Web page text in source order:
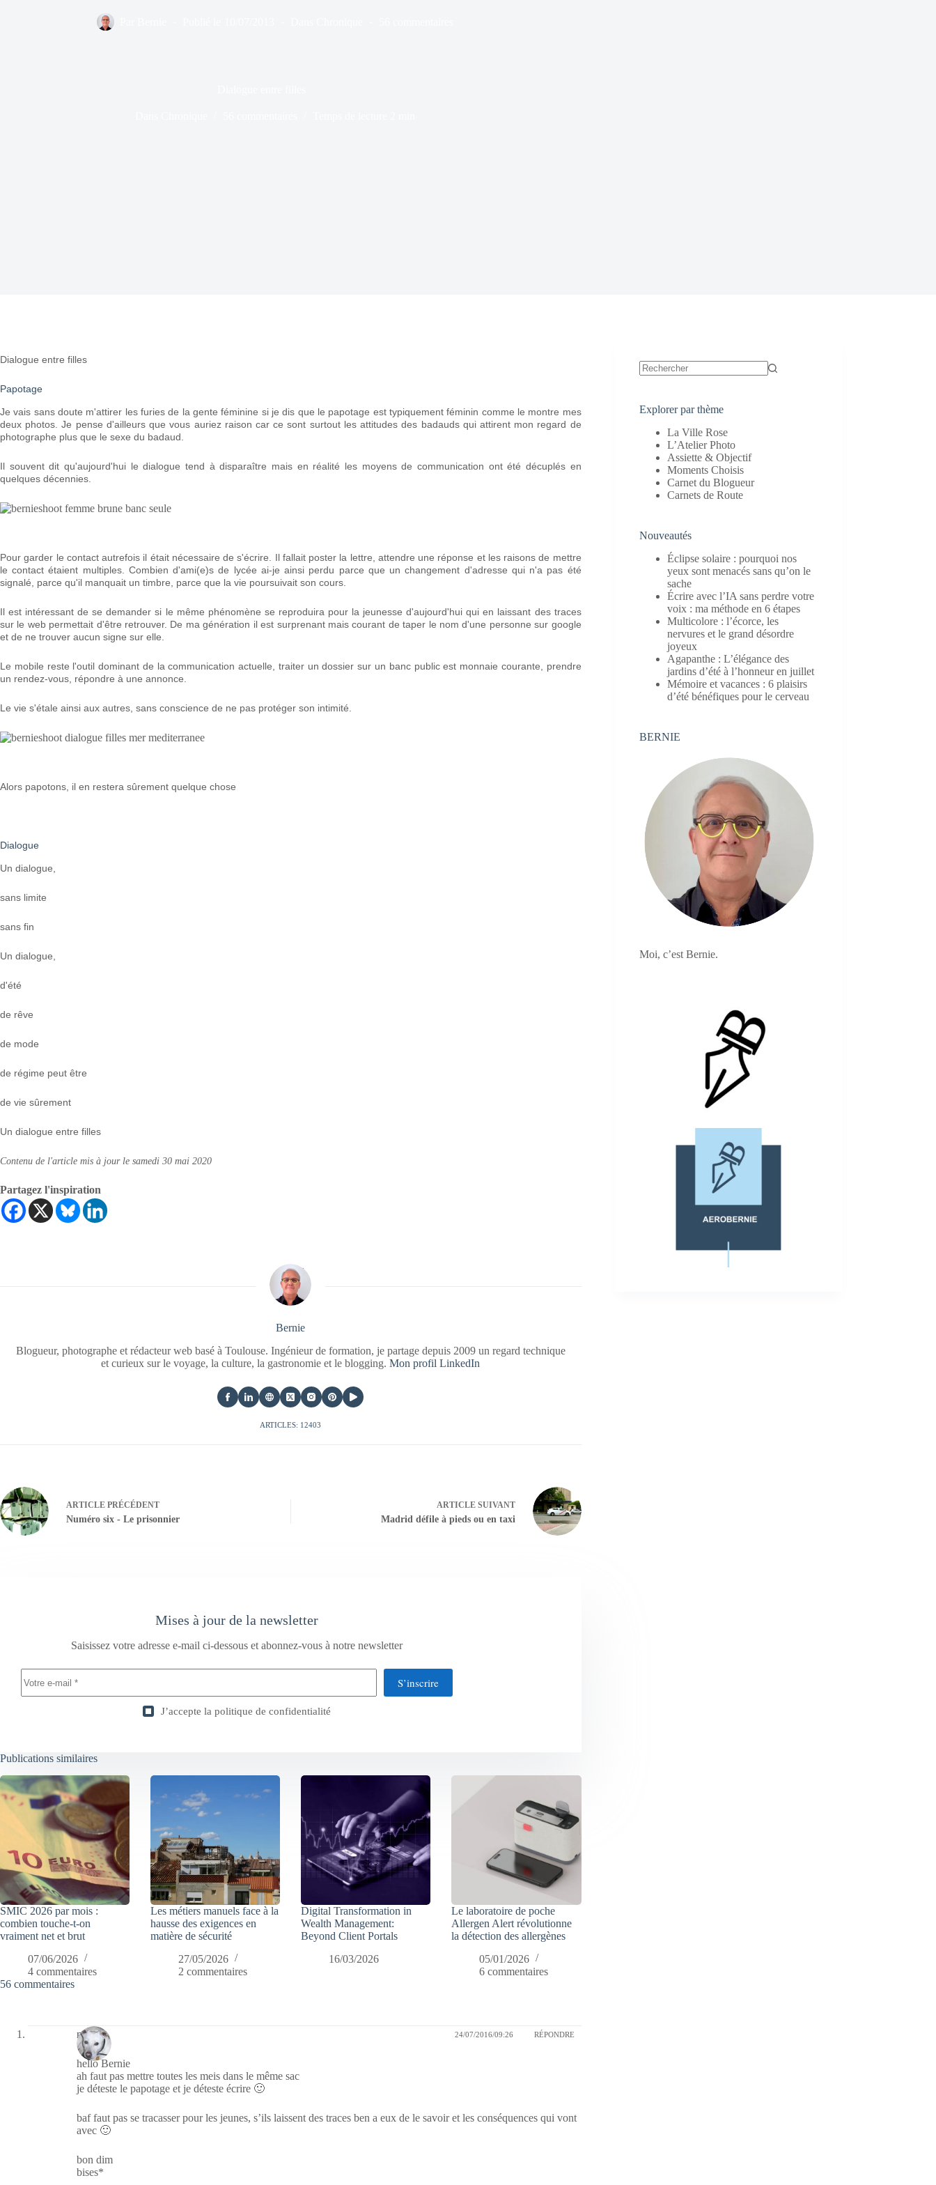
Dialogue entre filles
Papotage
Je vais sans doute m'attirer les furies de la gente féminine si je dis que le papotage est typiquement féminin comme le montre mes
deux photos. Je pense d'ailleurs que vous auriez raison car ce sont surtout les attitudes des badauds qui attirent mon regard de
photographe plus que le sexe du badaud.
Il souvent dit qu'aujourd'hui le dialogue tend à disparaître mais en réalité les moyens de communication ont été décuplés en
quelques décennies.
Pour garder le contact autrefois il était nécessaire de s'écrire. Il fallait poster la lettre, attendre une réponse et les raisons de mettre
le contact étaient multiples. Combien d'ami(e)s de lycée ai-je ainsi perdu parce que un changement d'adresse qui n'a pas été
signalé, parce qu'il manquait un timbre, parce que la vie poursuivait son cours.
Il est intéressant de se demander si le même phénomène se reproduira pour la jeunesse d'aujourd'hui qui en laissant des traces
sur le web permettait d'être retrouver. De ma génération il est surprenant mais courant de taper le nom d'une personne sur google
et de ne trouver aucun signe sur elle.
Le mobile reste l'outil dominant de la communication actuelle, traiter un dossier sur un banc public est monnaie courante, prendre
un rendez-vous, répondre à une annonce.
Le vie s'étale ainsi aux autres, sans conscience de ne pas protéger son intimité.
Alors papotons, il en restera sûrement quelque chose
Dialogue
Un dialogue,
sans limite
sans fin
Un dialogue,
d'été
de rêve
de mode
de régime peut être
de vie sûrement
Un dialogue entre filles
Contenu de l'article mis à jour le samedi 30 mai 2020
Partagez l'inspiration
Bernie
Blogueur, photographe et rédacteur web basé à Toulouse. Ingénieur de formation, je partage depuis 2009 un regard technique
et curieux sur le voyage, la culture, la gastronomie et le blogging.Mon profil LinkedIn
ARTICLES: 12403
ARTICLE PRÉCÉDENT
Numéro six - Le prisonnier
ARTICLESUIVANT
Madrid défile à pieds ou en taxi
Mises à jour de la newsletter
Saisissez votre adresse e-mail ci-dessous et abonnez-vous à notre newsletter
S’inscrire
J’accepte la politique de confidentialité
Publications similaires
SMIC 2026 par mois :
combien touche-t-on
vraiment net et brut
07/06/2026
4 commentaires
Les métiers manuels face à la
hausse des exigences en
matière de sécurité
27/05/2026
2 commentaires
Digital Transformation in
Wealth Management:
Beyond Client Portals
16/03/2026
Le laboratoire de poche
Allergen Alert révolutionne
la détection des allergènes
05/01/2026
6 commentaires
56 commentaires
nays 24/07/2016/09:26 RÉPONDRE
hello Bernie
ah faut pas mettre toutes les meis dans le même sac
je déteste le papotage et je déteste écrire 🙂
baf faut pas se tracasser pour les jeunes, s’ils laissent des traces ben a eux de le savoir et les conséquences qui vont
avec 🙂
bon dim
bises*
Explorer par thème
La Ville Rose
L’Atelier Photo
Assiette & Objectif
Moments Choisis
Carnet du Blogueur
Carnets de Route
Nouveautés
Éclipse solaire : pourquoi nos
yeux sont menacés sans qu’on le
sache
Écrire avec l’IA sans perdre votre
voix : ma méthode en 6 étapes
Multicolore : l’écorce, les
nervures et le grand désordre
joyeux
Agapanthe : L’élégance des
jardins d’été à l’honneur en juillet
Mémoire et vacances : 6 plaisirs
d’été bénéfiques pour le cerveau
BERNIE
Moi, c’est Bernie.